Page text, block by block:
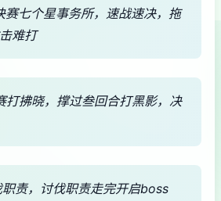
赛七个星事务所，速战速决，拖
难打
打拂晓，撑过叁回合打黑影，决
责，讨伐职责走完开启boss